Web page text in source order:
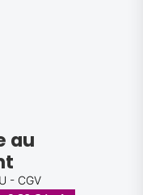
au
- CGV